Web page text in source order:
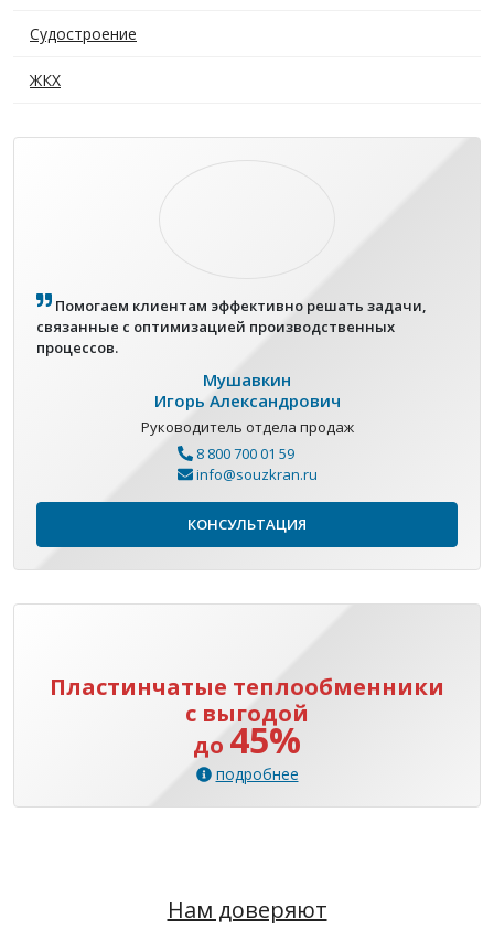
Судостроение
ЖКХ
Помогаем клиентам эффективно решать задачи,
связанные с оптимизацией производственных
процессов.
Мушавкин
Игорь Александрович
Руководитель отдела продаж
8 800 700 01 59
info@souzkran.ru
КОНСУЛЬТАЦИЯ
Пластинчатые теплообменники
с выгодой
до 45%
подробнее
Нам доверяют